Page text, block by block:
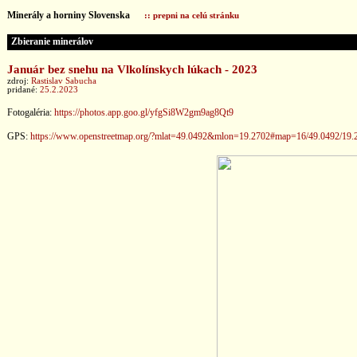
Minerály a horniny Slovenska :: prepni na celú stránku
Zbieranie minerálov
Január bez snehu na Vlkolínskych lúkach - 2023
zdroj: Rastislav Sabucha
pridané: 25.2.2023
Fotogaléria: https://photos.app.goo.gl/yfgSi8W2gm9ag8Qt9
GPS: https://www.openstreetmap.org/?mlat=49.0492&mlon=19.2702#map=16/49.0492/